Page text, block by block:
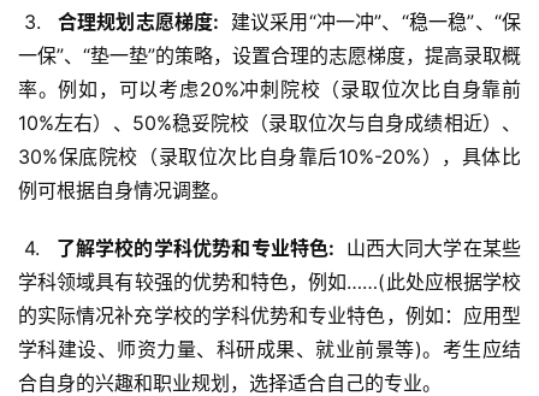
3.
  合理规划志愿梯度:
建议采用“冲一冲”、“稳一稳”、“保
一保”、“垫一垫”的策略，设置合理的志愿梯度，提高录取概
率。例如，可以考虑20%冲刺院校（录取位次比自身靠前
10%左右）、50%稳妥院校（录取位次与自身成绩相近）、
30%保底院校（录取位次比自身靠后10%-20%），具体比
例可根据自身情况调整。
4.
  了解学校的学科优势和专业特色:
山西大同大学在某些
学科领域具有较强的优势和特色，例如……(此处应根据学校
的实际情况补充学校的学科优势和专业特色，例如：应用型
学科建设、师资力量、科研成果、就业前景等)。考生应结
合自身的兴趣和职业规划，选择适合自己的专业。